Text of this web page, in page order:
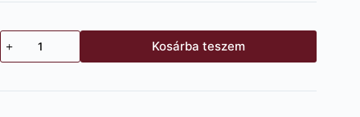
Ajándékcsomag
Mr.
Kosárba teszem